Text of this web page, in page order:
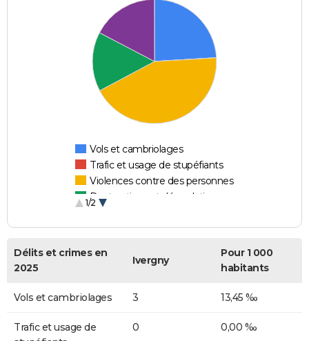
Vols et cambriolages
Trafic et usage de stupéfiants
Violences contre des personnes
Destructions et dégradations
1/2
Délits et crimes en
2025
Ivergny
Pour 1 000
habitants
Vols et cambriolages 3 13,45 ‰
Trafic et usage de
0 0,00 ‰